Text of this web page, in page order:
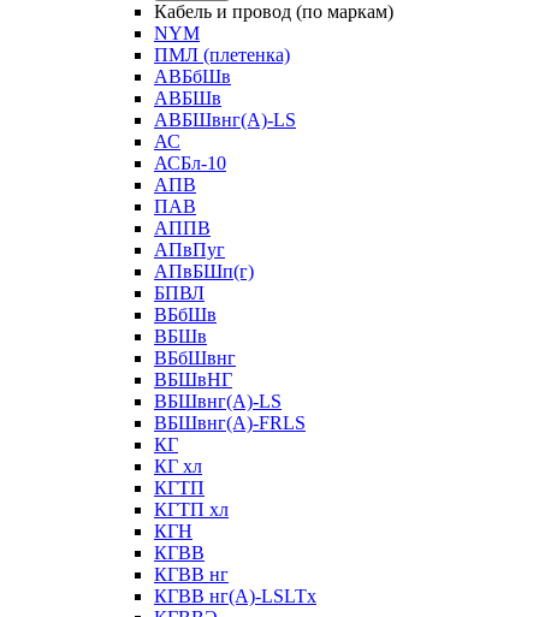
Кабель и провод (по маркам)
NYM
ПМЛ (плетенка)
АВБбШв
АВБШв
АВБШвнг(А)-LS
АС
АСБл-10
АПВ
ПАВ
АППВ
АПвПуг
АПвБШп(г)
БПВЛ
ВБбШв
ВБШв
ВБбШвнг
ВБШвНГ
ВБШвнг(А)-LS
ВБШвнг(А)-FRLS
КГ
КГ хл
КГТП
КГТП хл
КГН
КГВВ
КГВВ нг
КГВВ нг(А)-LSLTx